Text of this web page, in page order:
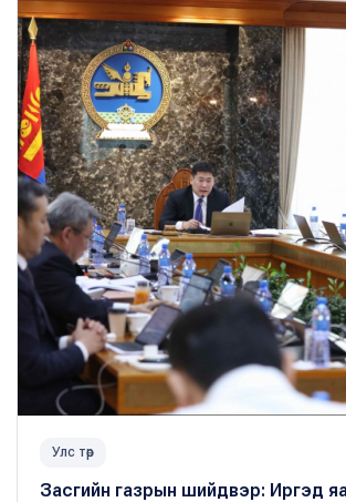
Улс төр
Засгийн газрын шийдвэр: Иргэд